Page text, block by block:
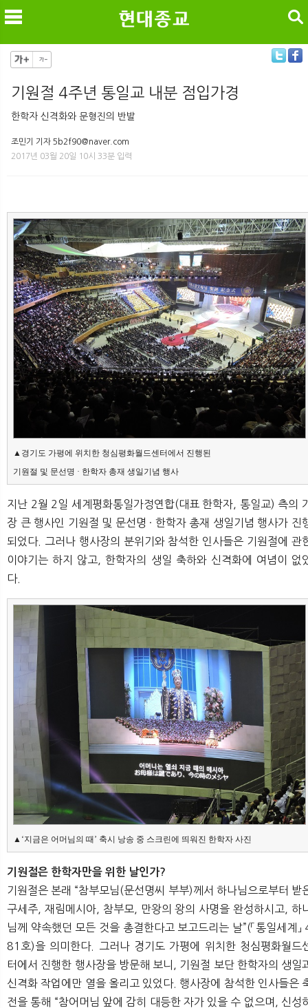
메
뉴 색
검색
기원절 4주년 통일교 내분 점입가경
한학자 신격화와 문형진의 반발
조민기 기자 5b2f90@naver.com
2017년 03월 20일 10시 33분 입력
▲경기도 가평에 위치한 청심평화월드센터에서 진행된
기원절 및 문선명 · 한학자 총재 생일기념 행사
지난 2월 2일 세계평화통일가정연합(대표 한학자, 통일교) 측의
장 큰 행사인 기원절 및 문선명 · 한학자 총재 생일기념 행사가 진
되었다. 그러나 행사장의 분위기와 참석한 인사들은 기원절에 관
이야기는 하지 않고, 한학자의 생일 축하와 신격화에 여념이 없
다.
▲‘지금은 어머님의 때’ 축시 낭송 중 스크린에 띄워진 한학자 사진
기원절은 한학자만을 위한 날인가?
기원절은 본래 “참부모님(문선명씨 부부)께서 하나님으로부터 받
구세주, 재림메시아, 참부모, 만왕의 왕의 사명을 완성하시고, 하
님께 약속했던 모든 것을 총결한다고 보고드리는 날”(「통일세계」
81호)을 의미한다. 그러나 경기도 가평에 위치한 청심평화월드
터에서 진행한 행사장을 방문해 보니, 기원절 보단 한학자의 생일
신격화 작업에만 열을 올리고 있었다. 행사장에 참석한 인사들은
전을 통해 “참어머님 앞에 감히 대등한 자가 있을 수 없으며, 신성